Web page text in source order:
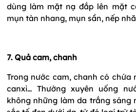
dùng làm mặt nạ đắp lên mặt
mụn tàn nhang, mụn sần, nếp
7. Quả cam, chanh
Trong nước cam, chanh có chứa
canxi… Thường xuyên uống
không những làm da trắng sáng